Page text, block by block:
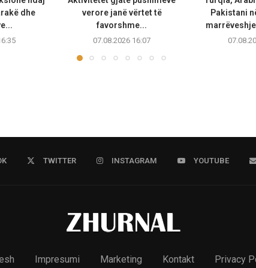
dhe
verore janë vërtet të
favorshme...
07.08.2026 16:07
Pakistani
TWITTER INSTAGRAM YOUTUBE
Impresumi Marketing Kontakt Privacy